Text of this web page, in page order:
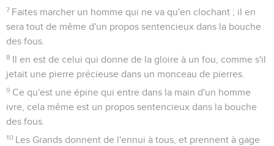
7 Faites marcher un homme qui ne va qu'en clochant ; il en
sera tout de même d'un propos sentencieux dans la bouche
des fous.
8 Il en est de celui qui donne de la gloire à un fou, comme s'il
jetait une pierre précieuse dans un monceau de pierres.
9 Ce qu'est une épine qui entre dans la main d'un homme
ivre, cela même est un propos sentencieux dans la bouche
des fous.
10 Les Grands donnent de l'ennui à tous, et prennent à gage